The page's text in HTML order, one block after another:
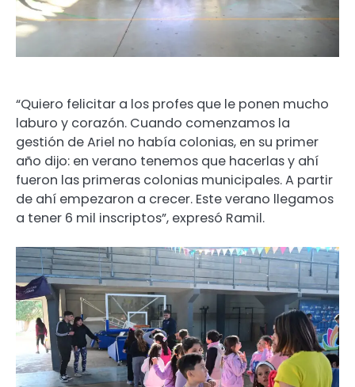
“Quiero felicitar a los profes que le ponen mucho
laburo y corazón. Cuando comenzamos la
gestión de Ariel no había colonias, en su primer
año dijo: en verano tenemos que hacerlas y ahí
fueron las primeras colonias municipales. A partir
de ahí empezaron a crecer. Este verano llegamos
a tener 6 mil inscriptos”, expresó Ramil.